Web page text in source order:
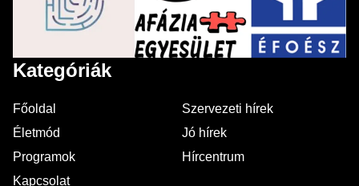
Kategóriák
Főoldal
Szervezeti hírek
Életmód
Jó hírek
Programok
Hírcentrum
Kapcsolat